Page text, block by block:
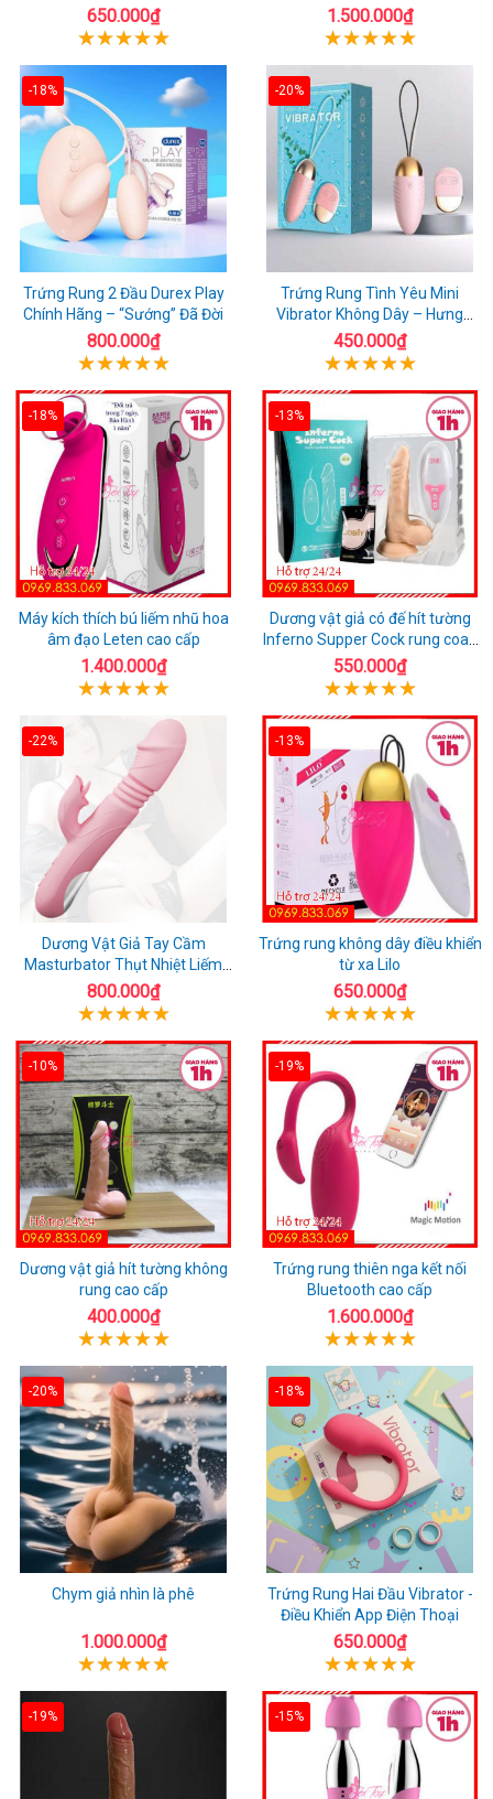
650.000₫
Thông Minh
1.500.000₫
-18%
Trứng Rung 2 Đầu Durex Play
Chính Hãng – “Sướng” Đã Đời
800.000₫
-20%
Trứng Rung Tình Yêu Mini
Vibrator Không Dây – Hưng
Phấn Mọi Nơi
450.000₫
-18%
Máy kích thích bú liếm nhũ hoa
âm đạo Leten cao cấp
1.400.000₫
-13%
Dương vật giả có đế hít tường
Inferno Supper Cock rung coay
7 chế độ
550.000₫
-22%
Dương Vật Giả Tay Cầm
Masturbator Thụt Nhiệt Liếm
Rung
800.000₫
-13%
Trứng rung không dây điều khiển
từ xa Lilo
650.000₫
-10%
Dương vật giả hít tường không
rung cao cấp
400.000₫
-19%
Trứng rung thiên nga kết nối
Bluetooth cao cấp
1.600.000₫
-20%
Chym giả nhìn là phê
1.000.000₫
-18%
Trứng Rung Hai Đầu Vibrator -
Điều Khiển App Điện Thoại
650.000₫
-19% -15%